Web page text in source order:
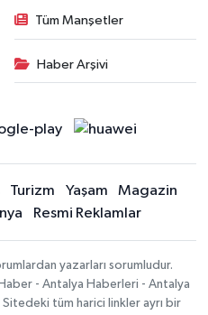
Tüm Manşetler
Haber Arşivi
Turizm Yaşam
Magazin
Resmi Reklamlar
yazarları sorumludur.
- Antalya Haberleri - Antalya
tüm harici linkler ayrı bir